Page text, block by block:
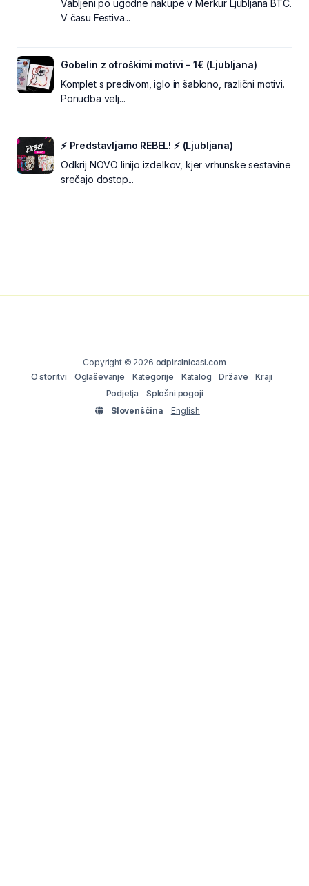
Vabljeni po ugodne nakupe v Merkur Ljubljana BTC.
V času Festiva...
Gobelin z otroškimi motivi - 1€ (Ljubljana)
Komplet s predivom, iglo in šablono, različni motivi.
Ponudba velj...
⚡ Predstavljamo REBEL! ⚡ (Ljubljana)
Odkrij NOVO linijo izdelkov, kjer vrhunske sestavine
srečajo dostop...
Copyright © 2026 odpiralnicasi.com
O storitvi
Oglaševanje Kategorije Katalog Države
Kraji
Podjetja
Splošni pogoji
Slovenščina
English